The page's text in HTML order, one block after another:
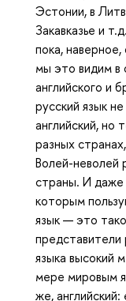
Эстонии, в
Закавказье и
пока,
мы это видим в
английского и
русский язык
английский, но
разных
Волей-неволей
страны. И даже
которым
язык — это
представители
языка высокий
мере мировым
же,